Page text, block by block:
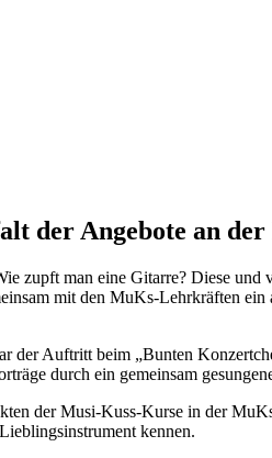
der Angebote an
zupft man eine Gitarre? Diese
mit den MuKs-Lehrkräften
Auftritt beim „Bunten
durch ein gemeinsam
der Musi-Kuss-Kurse in der
kennen.